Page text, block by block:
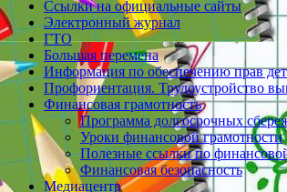
Ссылки на официальные сайты
Электронный журнал
ГТО
Большая перемена
Информация по обеспечению прав
Профориентация. Трудоустройство
Финансовая грамотность
Программа долгосрочных
Уроки финансовой грамотности
Полезные ссылки по
Финансовая безопасность
Медиацентр